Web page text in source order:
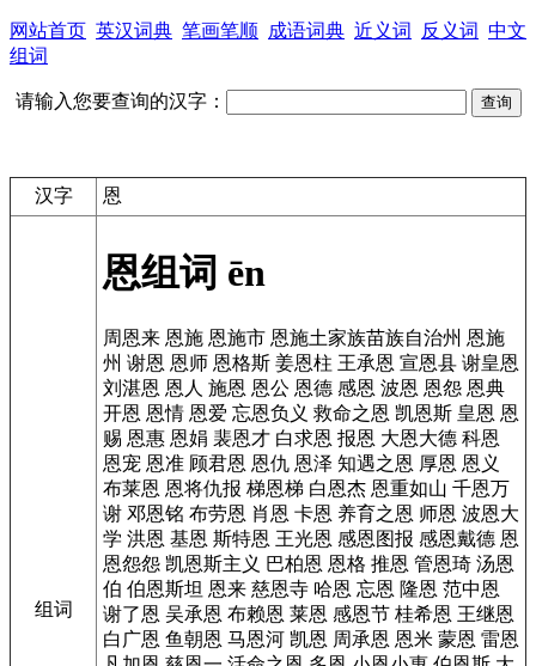
网站首页 英汉词典 笔画笔顺 成语词典 近义词 反义词 中文
组词
请输入您要查询的汉字：
汉字 恩
组词
恩组词 ēn
周恩来 恩施 恩施市 恩施土家族苗族自治州 恩施
州 谢恩 恩师 恩格斯 姜恩柱 王承恩 宣恩县 谢皇恩
刘湛恩 恩人 施恩 恩公 恩德 感恩 波恩 恩怨 恩典
开恩 恩情 恩爱 忘恩负义 救命之恩 凯恩斯 皇恩 恩
赐 恩惠 恩娟 裴恩才 白求恩 报恩 大恩大德 科恩
恩宠 恩准 顾君恩 恩仇 恩泽 知遇之恩 厚恩 恩义
布莱恩 恩将仇报 梯恩梯 白恩杰 恩重如山 千恩万
谢 邓恩铭 布劳恩 肖恩 卡恩 养育之恩 师恩 波恩大
学 洪恩 基恩 斯特恩 王光恩 感恩图报 感恩戴德 恩
恩怨怨 凯恩斯主义 巴柏恩 恩格 推恩 管恩琦 汤恩
伯 伯恩斯坦 恩来 慈恩寺 哈恩 忘恩 隆恩 范中恩
谢了恩 吴承恩 布赖恩 莱恩 感恩节 桂希恩 王继恩
白广恩 鱼朝恩 马恩河 凯恩 周承恩 恩米 蒙恩 雷恩